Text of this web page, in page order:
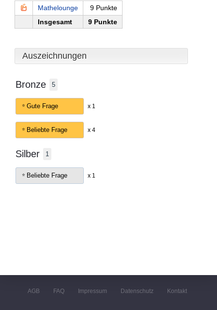
Mathelounge
9 Punkte
Insgesamt
9 Punkte
Auszeichnungen
Bronze 5
Gute Frage x 1
Beliebte Frage x 4
Silber 1
Beliebte Frage x 1
AGB FAQ Impressum Datenschutz Kontakt